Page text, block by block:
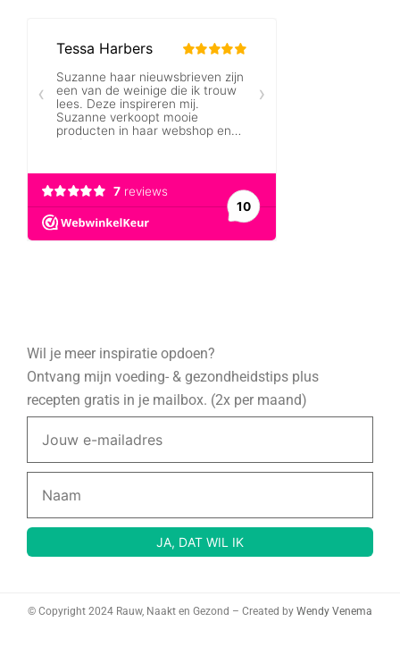
Wil je meer inspiratie opdoen?
Ontvang mijn voeding- & gezondheidstips plus
recepten gratis in je mailbox. (2x per maand)
© Copyright 2024 Rauw, Naakt en Gezond – Created by Wendy Venema